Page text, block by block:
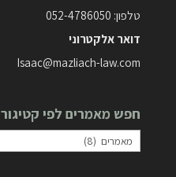
טלפון: 052-4786050
דואר אלקטרוני
Isaac@mazliach-law.com
חפש מאמרים לפי
חפש